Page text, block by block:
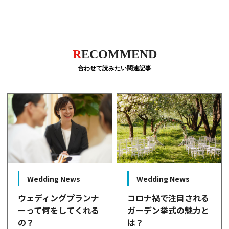
RECOMMEND
合わせて読みたい関連記事
Wedding News
ウェディングプランナ
ーって何をしてくれる
の？
Wedding News
コロナ禍で注目される
ガーデン挙式の魅力と
は？